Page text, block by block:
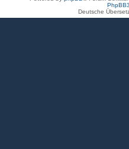
Deutsche